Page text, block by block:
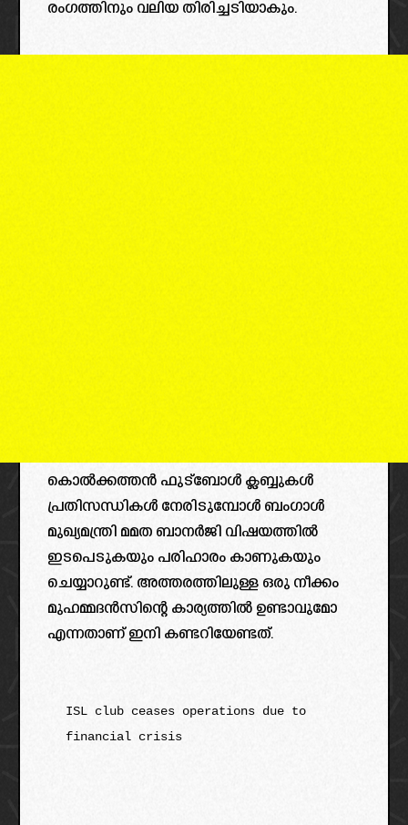
രംഗത്തിനും വലിയ തിരിച്ചടിയാകും.
കൊൽക്കത്തൻ ഫുട്ബോൾ ക്ലബ്ബുകൾ
പ്രതിസന്ധികൾ നേരിടുമ്പോൾ ബംഗാൾ
മുഖ്യമന്ത്രി മമത ബാനർജി വിഷയത്തിൽ
ഇടപെടുകയും പരിഹാരം കാണുകയും
ചെയ്യാറുണ്ട്. അത്തരത്തിലുള്ള ഒരു നീക്കം
മുഹമ്മദൻസിന്റെ കാര്യത്തിൽ ഉണ്ടാവുമോ
എന്നതാണ് ഇനി കണ്ടറിയേണ്ടത്.
ISL club ceases operations due to
financial crisis